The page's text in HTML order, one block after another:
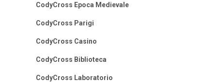
CodyCross Epoca Medievale
CodyCross Parigi
CodyCross Casino
CodyCross Biblioteca
CodyCross Laboratorio